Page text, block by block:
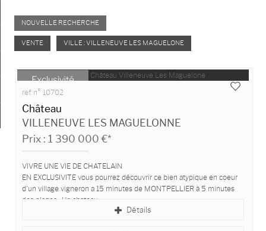
Recrutement
Ma sélection
NOUVELLE RECHERCHE
VENTE VILLE : VILLENEUVE LES MAGUELONE
ref. n° 10702
Château
VILLENEUVE LES MAGUELONNE
Prix : 1 390 000 €*
VIVRE UNE VIE DE CHATELAIN
EN EXCLUSIVITE vous pourrez découvrir ce bien atypique en coeur
d'un village vigneron a 15 minutes de MONTPELLIER à 5 minutes
des plages . Un chateau...
Détails